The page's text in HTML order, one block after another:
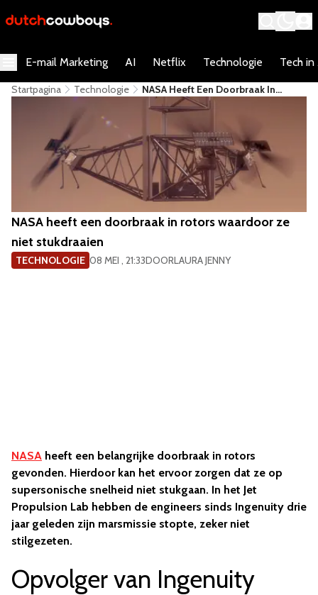
E-mail Marketing AI Netflix Technologie Tech in
Startpagina Technologie
NASA Heeft Een Doorbraak In
Rotors Waardoor Ze Niet
Stukdraaien
NASA heeft een doorbraak in rotors waardoor ze
niet stukdraaien
TECHNOLOGIE 08 MEI , 21:33DOORLAURA JENNY
NASA heeft een belangrijke doorbraak in rotors
gevonden. Hierdoor kan het ervoor zorgen dat ze op
supersonische snelheid niet stukgaan. In het Jet
Propulsion Lab hebben de engineers sinds Ingenuity drie
jaar geleden zijn marsmissie stopte, zeker niet
stilgezeten.
Opvolger van Ingenuity